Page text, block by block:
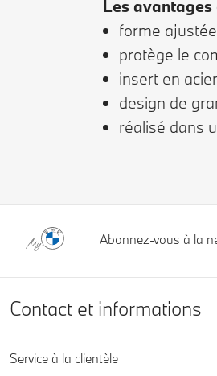
Les avantages
forme ajustée
protège le
insert en
design de
réalisé dans